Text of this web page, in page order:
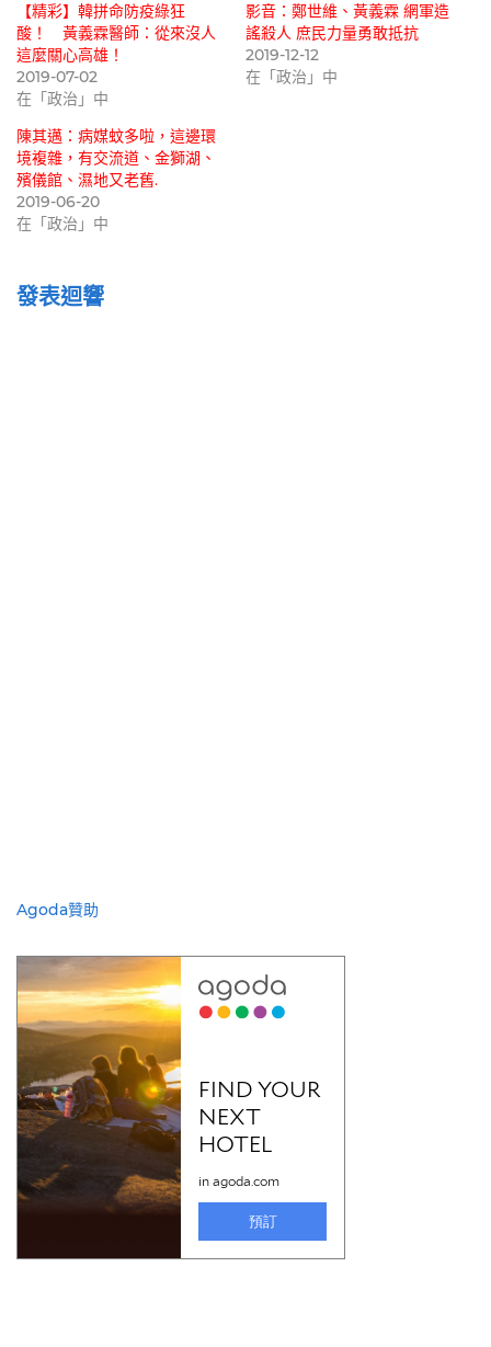
【精彩】韓拼命防疫綠狂
酸！ 黃義霖醫師：從來沒人
這麼關心高雄！
2019-07-02
在「政治」中
影音：鄭世維、黃義霖 網軍造
謠殺人 庶民力量勇敢抵抗
2019-12-12
在「政治」中
陳其邁：病媒蚊多啦，這邊環
境複雜，有交流道、金獅湖、
殯儀館、濕地又老舊.
2019-06-20
在「政治」中
發表迴響
Agoda贊助